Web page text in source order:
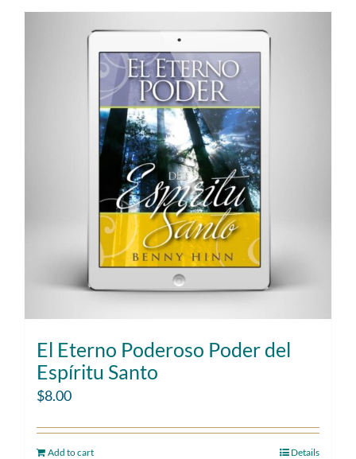
El Eterno Poderoso Poder del
Espíritu Santo
$8.00
Add to cart Details